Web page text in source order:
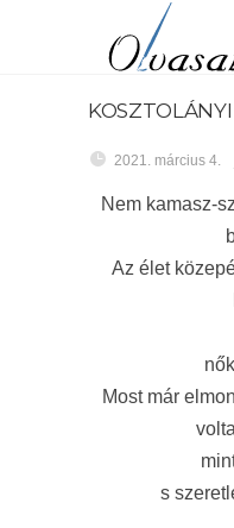
2021. március 4.
Nem kamasz-
Az élet
Most már
s